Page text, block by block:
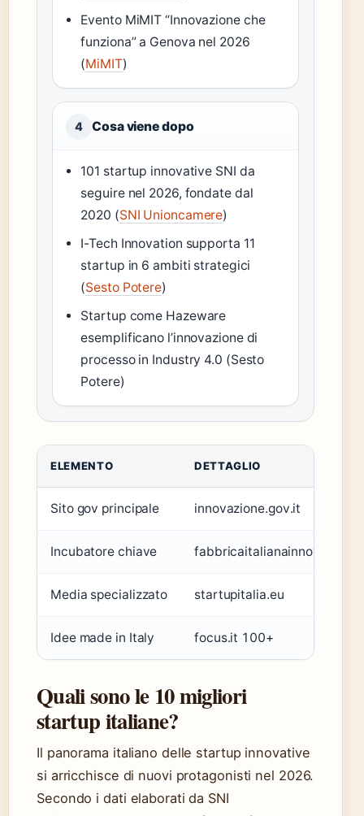
Evento MiMIT “Innovazione che
funziona” a Genova nel 2026
(MiMIT)
4 Cosa viene dopo
101 startup innovative SNI da
seguire nel 2026, fondate dal
2020 (SNI Unioncamere)
I-Tech Innovation supporta 11
startup in 6 ambiti strategici
(Sesto Potere)
Startup come Hazeware
esemplificano l’innovazione di
processo in Industry 4.0 (Sesto
Potere)
ELEMENTO DETTAGLIO
Sito gov principale innovazione.gov.it
Incubatore chiave
Media specializzato startupitalia.eu
Idee made in Italy focus.it 100+
Quali sono le 10 migliori
startup italiane?
Il panorama italiano delle startup innovative
si arricchisce di nuovi protagonisti nel 2026.
Secondo i dati elaborati da SNI